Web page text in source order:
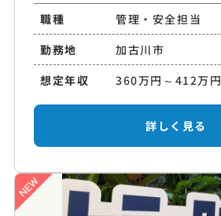
職種
管理・安全担当
勤務地
加古川市
想定年収
360万円～412万円
詳しく見る